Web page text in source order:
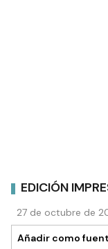
EDICIÓN
27 de octubre de
Añadir como